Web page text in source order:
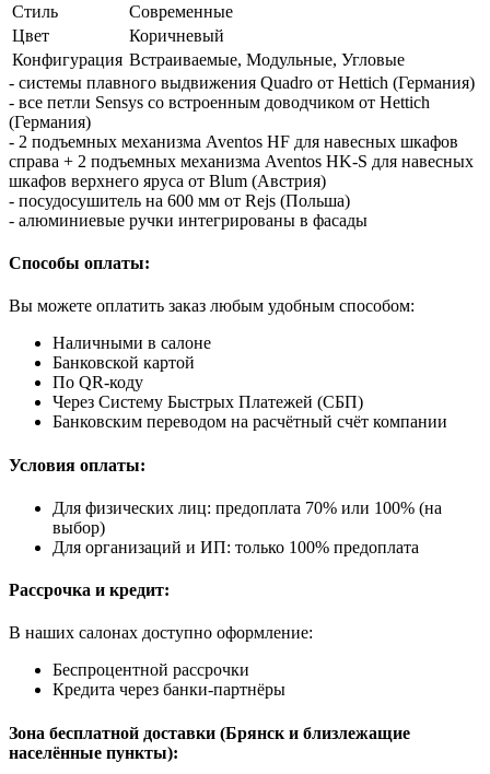
Стиль
Современные
Цвет
Коричневый
Конфигурация Встраиваемые, Модульные, Угловые
- системы плавного выдвижения Quadro от Hettich (Германия)
- все петли Sensys со встроенным доводчиком от Hettich
(Германия)
- 2 подъемных механизма Aventos HF для навесных шкафов
справа + 2 подъемных механизма Aventos HK-S для навесных
шкафов верхнего яруса от Blum (Австрия)
- посудосушитель на 600 мм от Rejs (Польша)
- алюминиевые ручки интегрированы в фасады
Способы оплаты:
Вы можете оплатить заказ любым удобным способом:
Наличными в салоне
Банковской картой
По QR-коду
Через Систему Быстрых Платежей (СБП)
Банковским переводом на расчётный счёт компании
Условия оплаты:
Для физических лиц: предоплата 70% или 100% (на
выбор)
Для организаций и ИП: только 100% предоплата
Рассрочка и кредит:
В наших салонах доступно оформление:
Беспроцентной рассрочки
Кредита через банки-партнёры
Зона бесплатной доставки (Брянск и близлежащие
населённые пункты):